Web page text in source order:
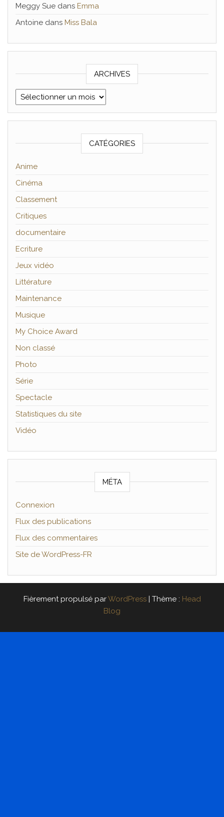
Meggy Sue dans Emma
Antoine dans Miss Bala
ARCHIVES
Archives
CATÉGORIES
Anime
Cinéma
Classement
Critiques
documentaire
Ecriture
Jeux vidéo
Littérature
Maintenance
Musique
My Choice Award
Non classé
Photo
Série
Spectacle
Statistiques du site
Vidéo
MÉTA
Connexion
Flux des publications
Flux des commentaires
Site de WordPress-FR
Fièrement propulsé parWordPress | Thème : Head
Blog